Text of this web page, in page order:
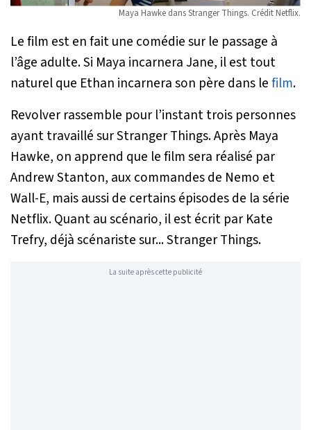
Maya Hawke dans Stranger Things. Crédit Netflix.
Le film est en fait une comédie sur le passage à
l’âge adulte. Si Maya incarnera Jane, il est tout
naturel que Ethan incarnera son père dans lefilm.
Revolver rassemble pour l’instant trois personnes
ayant travaillé surStranger Things. Après Maya
Hawke, on apprend que le film sera réalisé par
Andrew Stanton, aux commandes de Nemo et
Wall-E, mais aussi de certains épisodes de la série
Netflix. Quant au scénario, il est écrit par Kate
Trefry, déjà scénariste sur...Stranger Things.
La suite après cette publicité